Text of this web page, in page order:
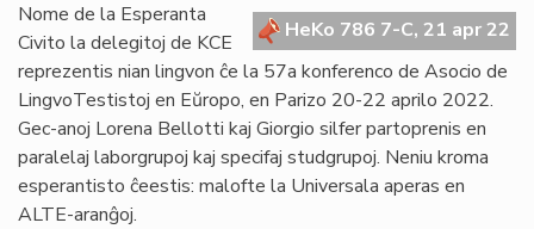
HeKo 786 7-C, 21 apr 22
Nome de la Esperanta
Civito la delegitoj de KCE
reprezentis nian lingvon ĉe la 57a konferenco de Asocio de
LingvoTestistoj en Eŭropo, en Parizo 20-22 aprilo 2022.
Gec-anoj Lorena Bellotti kaj Giorgio silfer partoprenis en
paralelaj laborgrupoj kaj specifaj studgrupoj. Neniu kroma
esperantisto ĉeestis: malofte la Universala aperas en
ALTE-aranĝoj.